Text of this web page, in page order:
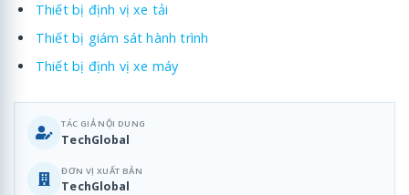
Thiết bị định vị xe tải
Thiết bị giám sát hành trình
Thiết bị định vị xe máy
TÁC GIẢ NỘI DUNG
TechGlobal
ĐƠN VỊ XUẤT BẢN
TechGlobal